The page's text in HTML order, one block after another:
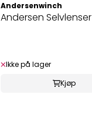
Andersenwinch
Andersen Selvlenser
Ikke på lager
Kjøp